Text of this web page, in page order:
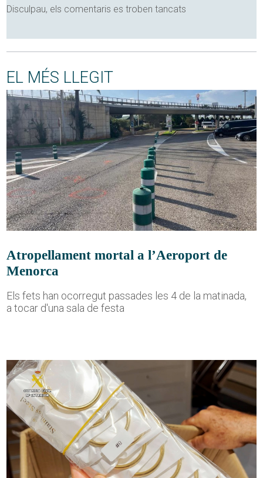
Disculpau, els comentaris es troben tancats
EL MÉS LLEGIT
Atropellament mortal a l’Aeroport de
Menorca
Els fets han ocorregut passades les 4 de la matinada,
a tocar d'una sala de festa